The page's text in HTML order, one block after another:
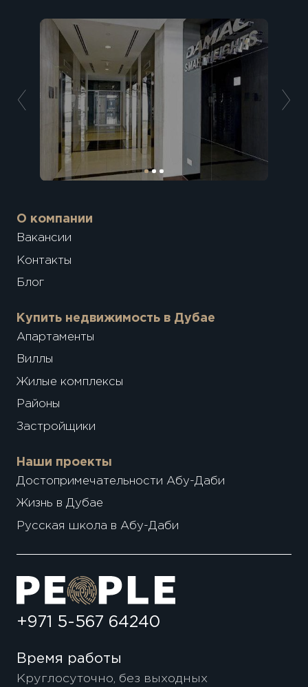
О компании
Вакансии
Контакты
Блог
Купить недвижимость в Дубае
Апартаменты
Виллы
Жилые комплексы
Районы
Застройщики
Наши проекты
Достопримечательности Абу-Даби
Жизнь в Дубае
Русская школа в Абу-Даби
+971 5-567 64240
Время работы
Круглосуточно, без выходных